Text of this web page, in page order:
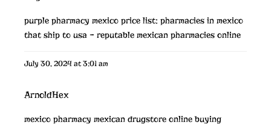
purple pharmacy mexico price list: pharmacies in mexico
that ship to usa – reputable mexican pharmacies online
July 30, 2024 at 3:01 am
ArnoldHex
mexico pharmacy mexican drugstore onlinebuying